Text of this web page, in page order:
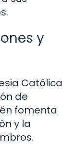
y
Católica
de
fomenta
y la